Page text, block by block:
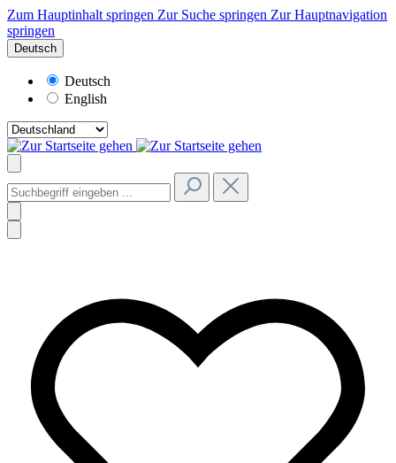
Zum Hauptinhalt springen Zur Suche springen Zur Hauptnavigation
springen
Deutsch
Deutsch
English